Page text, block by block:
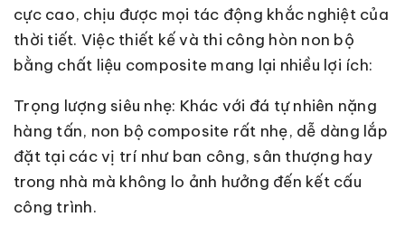
cực cao, chịu được mọi tác động khắc nghiệt của
thời tiết. Việc thiết kế và thi công hòn non bộ
bằng chất liệu composite mang lại nhiều lợi ích:
Trọng lượng siêu nhẹ: Khác với đá tự nhiên nặng
hàng tấn, non bộ composite rất nhẹ, dễ dàng lắp
đặt tại các vị trí như ban công, sân thượng hay
trong nhà mà không lo ảnh hưởng đến kết cấu
công trình.